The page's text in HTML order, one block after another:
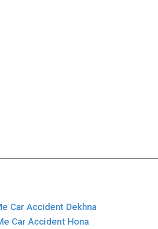
Car Accident Dekhna
Car Accident Hona